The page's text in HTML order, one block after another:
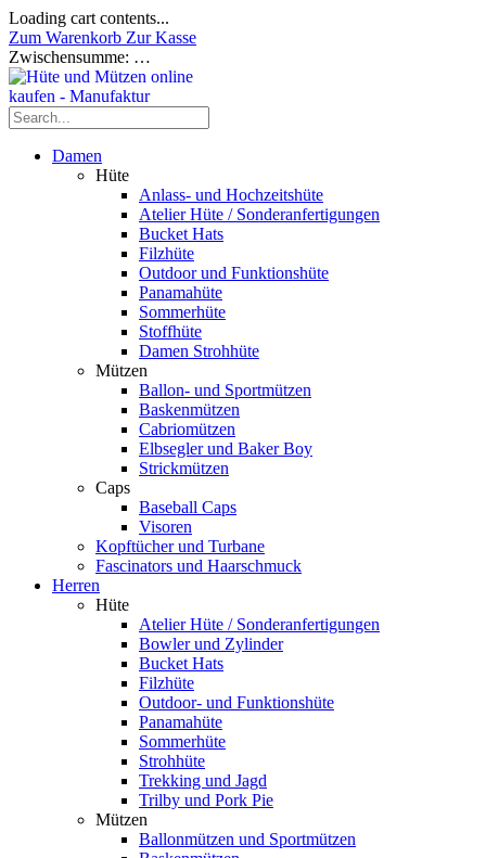
Loading cart contents...
Zum Warenkorb Zur Kasse
Zwischensumme: …
Damen
Hüte
Anlass- und Hochzeitshüte
Atelier Hüte / Sonderanfertigungen
Bucket Hats
Filzhüte
Outdoor und Funktionshüte
Panamahüte
Sommerhüte
Stoffhüte
Damen Strohhüte
Mützen
Ballon- und Sportmützen
Baskenmützen
Cabriomützen
Elbsegler und Baker Boy
Strickmützen
Caps
Baseball Caps
Visoren
Kopftücher und Turbane
Fascinators und Haarschmuck
Herren
Hüte
Atelier Hüte / Sonderanfertigungen
Bowler und Zylinder
Bucket Hats
Filzhüte
Outdoor- und Funktionshüte
Panamahüte
Sommerhüte
Strohhüte
Trekking und Jagd
Trilby und Pork Pie
Mützen
Ballonmützen und Sportmützen